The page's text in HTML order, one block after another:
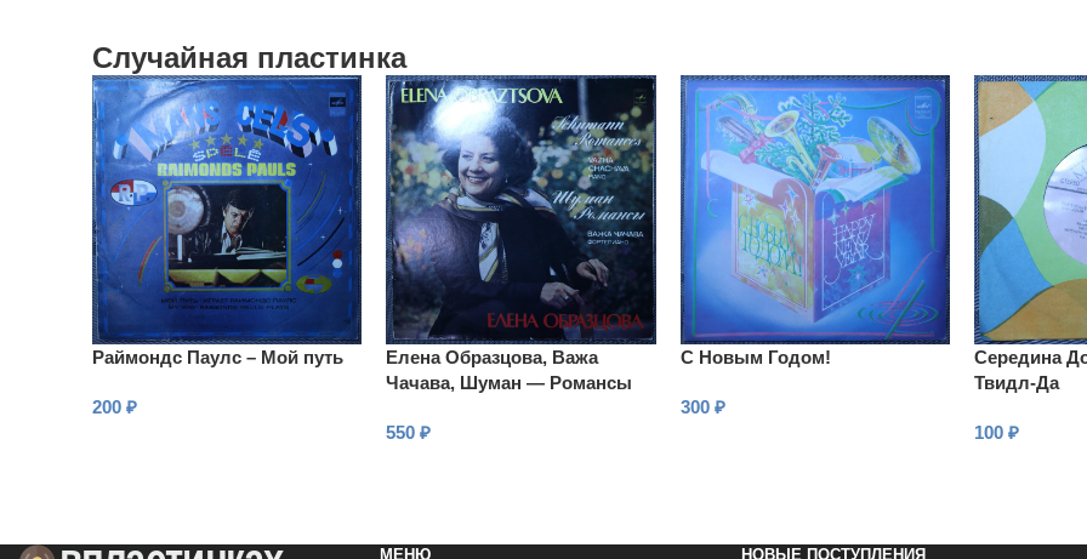
Случайная пластинка
Раймондс Паулс – Мой путь
200 ₽
Елена Образцова, Важа
Чачава, Шуман — Романсы
550₽
С Новым Годом!
300 ₽
Середина
Твидл-Да
100₽
МЕНЮ НОВЫЕ ПОСТУПЛЕНИЯ